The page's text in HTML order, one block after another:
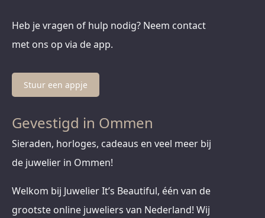
Heb je vragen of hulp nodig? Neem contact
met ons op via de app.
Stuur een appje
Gevestigd in Ommen
Sieraden, horloges, cadeaus en veel meer bij
de juwelier in Ommen!
Welkom bij Juwelier It’s Beautiful, één van de
grootste online juweliers van Nederland! Wij